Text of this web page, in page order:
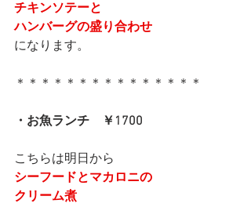
チキンソテーと
ハンバーグの盛り合わせ
になります。
＊＊＊＊＊＊＊＊＊＊＊＊＊＊＊
・お魚ランチ　￥1700
こちらは明日から
シーフードとマカロニの
クリーム煮